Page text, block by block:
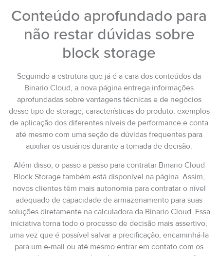
Conteúdo aprofundado para
não restar dúvidas sobre
block storage
Seguindo a estrutura que já é a cara dos conteúdos da
Binario Cloud, a nova página entrega informações
aprofundadas sobre vantagens técnicas e de negócios
desse tipo de storage, características do produto, exemplos
de aplicação dos diferentes níveis de performance e conta
até mesmo com uma seção de dúvidas frequentes para
auxiliar os usuários durante a tomada de decisão.
Além disso, o passo a passo para contratar Binario Cloud
Block Storage também está disponível na página. Assim,
novos clientes têm mais autonomia para contratar o nível
adequado de capacidade de armazenamento para suas
soluções diretamente na calculadora da Binario Cloud. Essa
iniciativa torna todo o processo de decisão mais assertivo,
uma vez que é possível salvar a precificação, encaminhá-la
para um e-mail ou até mesmo entrar em contato com os